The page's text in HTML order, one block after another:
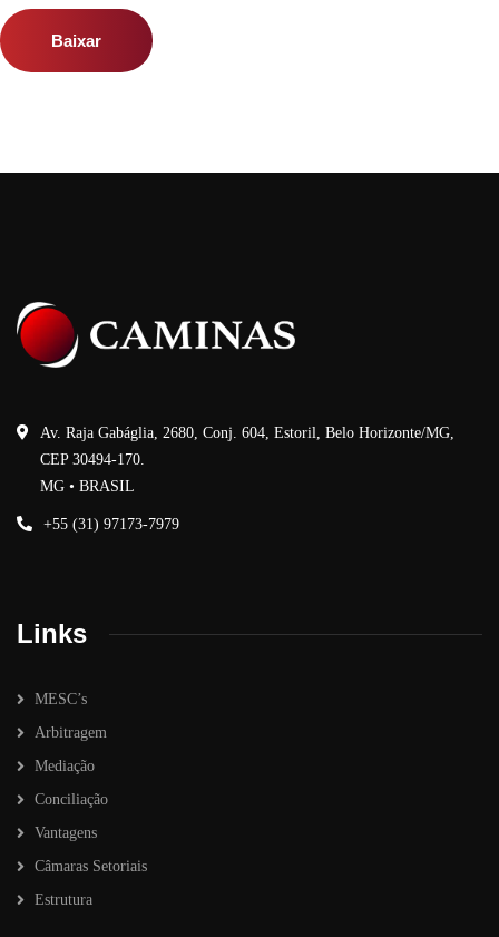
Baixar
Av. Raja Gabáglia, 2680, Conj. 604, Estoril, Belo Horizonte/MG,
CEP 30494-170.
MG • BRASIL
+55 (31) 97173-7979
Links
MESC’s
Arbitragem
Mediação
Conciliação
Vantagens
Câmaras Setoriais
Estrutura